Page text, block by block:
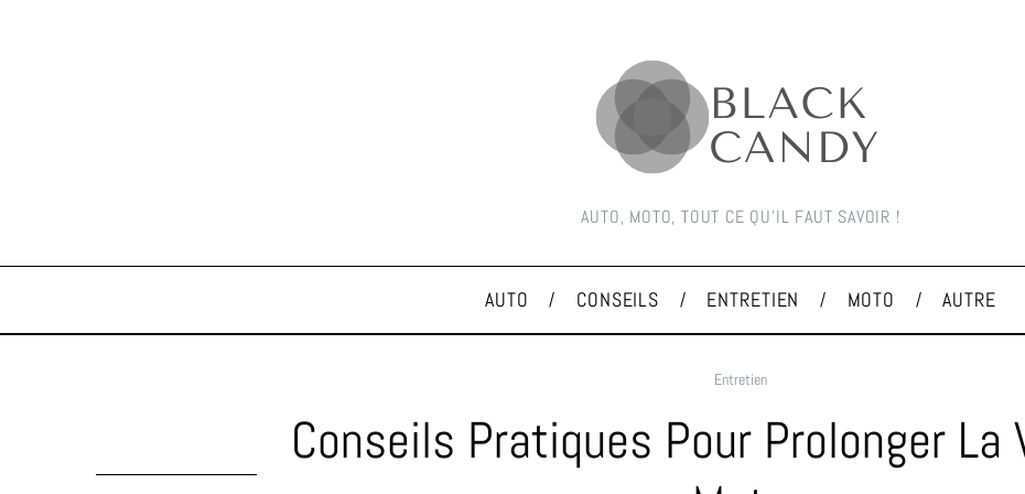
AUTO, MOTO, TOUT CE QU'IL FAUT SAVOIR !
AUTO CONSEILS ENTRETIEN MOTO AUTRE
Entretien
Conseils Pratiques Pour Prolonger La